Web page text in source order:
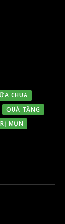
CHUA
QUÀ TẶNG
MỤN